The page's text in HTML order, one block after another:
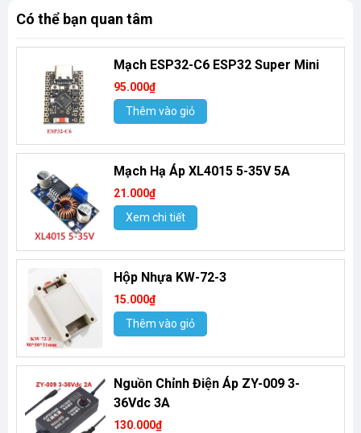
Có thể bạn quan tâm
Mạch ESP32-C6 ESP32 Super Mini
95.000₫
Thêm vào giỏ
Mạch Hạ Áp XL4015 5-35V 5A
21.000₫
Xem chi tiết
Hộp Nhựa KW-72-3
15.000₫
Thêm vào giỏ
Nguồn Chỉnh Điện Áp ZY-009 3-
36Vdc 3A
130.000₫